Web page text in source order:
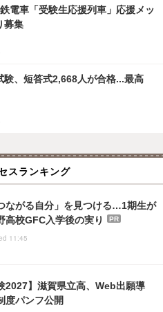
電車「受験生応援列車」応援メッ
募集
験、短答式2,668人が合格...最高
スランキング
ながる自分」を見つける…1期生が
高校GFC入学後の実り
PR
11:45
2027】滋賀県立高、Web出願導
度パンフ公開